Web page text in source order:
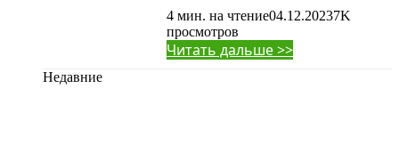
4 мин. на чтение04.12.20237K
просмотров
Читать дальше >>
Недавние